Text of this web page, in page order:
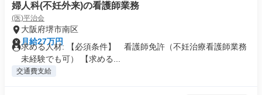
婦人科(不妊外来)の看護師業務
(医)平治会
大阪府堺市南区
月給27万円
求める人材: 【必須条件】 看護師免許（不妊治療看護師業務
未経験でも可） 【求める...
交通費支給